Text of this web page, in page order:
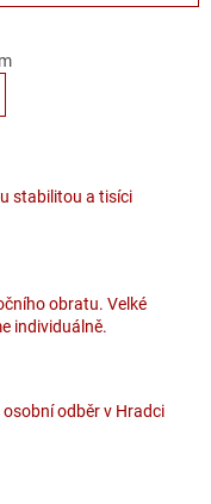
stabilitou a tisíci
obratu. Velké
individuálně.
odběr v Hradci